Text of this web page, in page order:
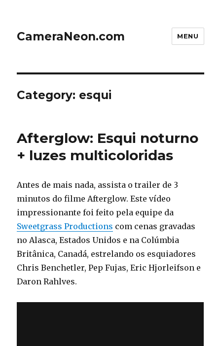
CameraNeon.com MENU
Category: esqui
Afterglow: Esqui noturno
+ luzes multicoloridas
Antes de mais nada, assista o trailer de 3
minutos do filme Afterglow. Este vídeo
impressionante foi feito pela equipe da
Sweetgrass Productions com cenas gravadas
no Alasca, Estados Unidos e na Colúmbia
Britânica, Canadá, estrelando os esquiadores
Chris Benchetler, Pep Fujas, Eric Hjorleifson e
Daron Rahlves.